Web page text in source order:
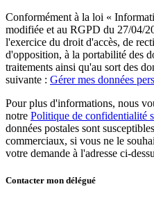
Conformément à la loi «
modifiée et au RGPD du 27/04/
l'exercice du droit d'accès, de
d'opposition, à la portabilité des
traitements ainsi qu'au sort des
suivante : Gérer mes données
Pour plus d'informations, nous
notre Politique de confidentialité
données postales sont
commerciaux, si vous ne le
votre demande à l'adresse ci-
Contacter mon délégué